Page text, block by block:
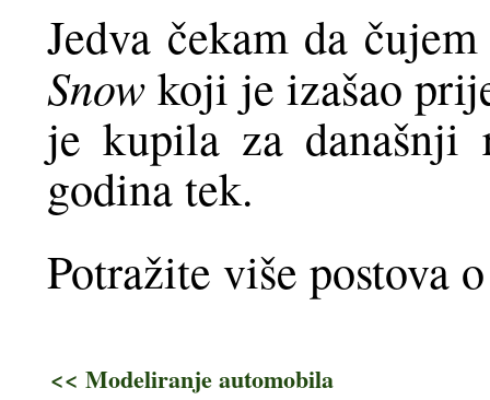
Jedva čekam da
Snowkoji je izašao
je kupila za današnji
godina tek.
Potražite više postova
<< Modeliranje automobila